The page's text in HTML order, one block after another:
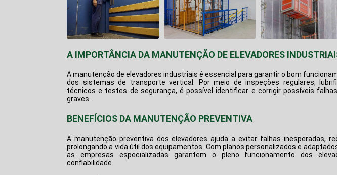
A IMPORTÂNCIA DA MANUTENÇÃO DE ELEVADORES
Amanutenção de elevadores industriais é essencial para garantir o bom
dos sistemas de transporte vertical. Por meio de inspeções regulares,
técnicos e testes de segurança, é possível identificar e corrigir possíveis
graves.
BENEFÍCIOS DA MANUTENÇÃO PREVENTIVA
A manutenção preventiva dos elevadores ajuda a evitar falhas inesperadas,
prolongando a vida útil dos equipamentos. Com planos personalizados e
as empresas especializadas garantem o pleno funcionamento dos
confiabilidade.